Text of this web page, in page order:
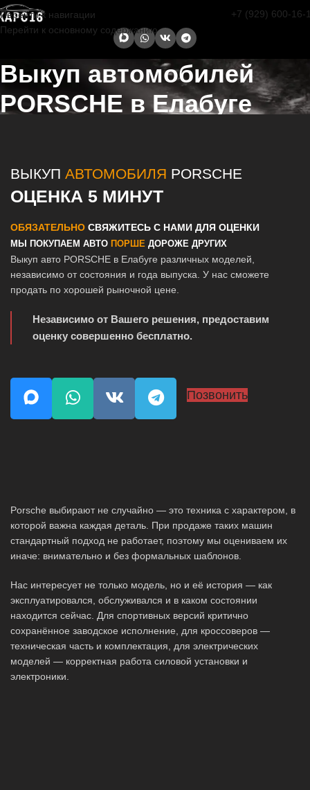
Перейти к навигации
Перейти к основному содержанию
+7 (929) 600-16-
Выкуп автомобилей
PORSCHE в Елабуге
ВЫКУП АВТОМОБИЛЯ PORSCHE
ОЦЕНКА 5 МИНУТ
ОБЯЗАТЕЛЬНО СВЯЖИТЕСЬ С НАМИ ДЛЯ ОЦЕНКИ
МЫ ПОКУПАЕМ АВТО ПОРШЕ ДОРОЖЕ ДРУГИХ
Выкуп авто PORSCHE в Елабуге различных моделей,
независимо от состояния и года выпуска. У нас сможете
продать по хорошей рыночной цене.
Независимо от Вашего решения, предоставим
оценку совершенно бесплатно.
Позвонить
Porsche выбирают не случайно — это техника с характером, в
которой важна каждая деталь. При продаже таких машин
стандартный подход не работает, поэтому мы оцениваем их
иначе: внимательно и без формальных шаблонов.
Нас интересует не только модель, но и её история — как
эксплуатировался, обслуживался и в каком состоянии
находится сейчас. Для спортивных версий критично
сохранённое заводское исполнение, для кроссоверов —
техническая часть и комплектация, для электрических
моделей — корректная работа силовой установки и
электроники.